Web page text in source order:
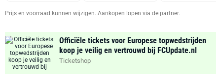
Prijs en voorraad kunnen wijzigen. Aankopen lopen via de partner.
Officiële tickets voor Europese topwedstrijden
koop je veilig en vertrouwd bij FCUpdate.nl
Ticketshop